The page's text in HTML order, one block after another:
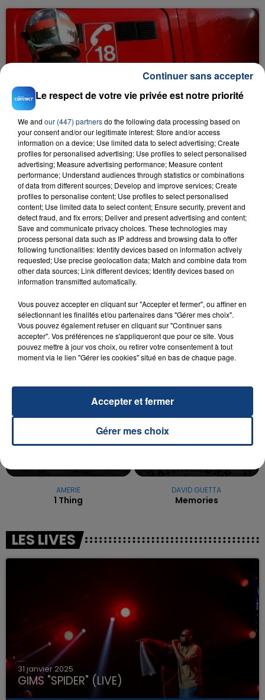
23 juillet 2026
INCENDIE MORTEL À LENS : UNE FEMME ET
SON BÉBÉ ENTRE LA VIE ET LA...
Un homme s'est immolé par le feu après avoir
aspergé sa compagne et leur bébé de trois mois
d'un liquide inflammable.
20 juillet 2026
UNE ADOLESCENTE DEVANT SE FAIRE
OPÉRER DE LA CHEVILLE RESSORT DE LA...
reconnu sa responsabilité et présenté ses
excuses.
TITRES DIFFUSÉS
AMERIE
1 Thing
DAVID GUETTA
Memories
LES LIVES
31 janvier 2025
GIMS "SPIDER" (LIVE)
Le respect de votre vie privée est notre priorité
We and our (447) partnersdo the following data processing based on
your consent and/or our legitimate interest: Store and/or access
information on a device; Use limited data to select advertising; Create
profiles for personalised advertising; Use profiles to select personalised
advertising; Measure advertising performance; Measure content
performance; Understand audiences through statistics or combinations
of data from different sources; Develop and improve services; Create
profiles to personalise content; Use profiles to select personalised
content; Use limited data to select content; Ensure security, prevent and
detect fraud, and fix errors; Deliver and present advertising and content;
Save and communicate privacy choices. These technologies may
process personal data such as IP address and browsing data to offer
following functionalities: Identify devices based on information actively
requested; Use precise geolocation data; Match and combine data from
other data sources; Link different devices; Identify devices based on
information transmitted automatically.
Vous pouvez accepter en cliquant sur "Accepter et fermer", ou affiner en
sélectionnant les finalités et/ou partenaires dans "Gérer mes choix".
Vous pouvez également refuser en cliquant sur "Continuer sans
accepter". Vos préférences ne s'appliqueront que pour ce site. Vous
pouvez mettre à jour vos choix, ou retirer votre consentement à tout
moment via le lien "Gérer les cookies" situé en bas de chaque page.
Gérer mes choix
Accepter et fermer
Continuer sans accepter